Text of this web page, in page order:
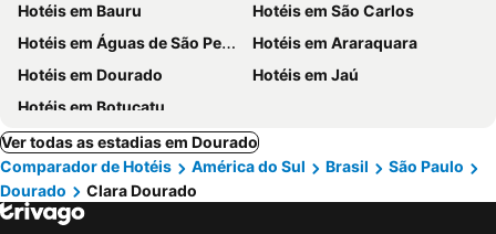
Hotéis em Bauru
Hotéis em São Carlos
Hotéis em Águas de São Pedro
Hotéis em Araraquara
Hotéis em Dourado
Hotéis em Jaú
Hotéis em Botucatu
Ver todas as estadias em Dourado
Comparador de Hotéis
América do Sul Brasil
São Paulo
Dourado
Clara Dourado